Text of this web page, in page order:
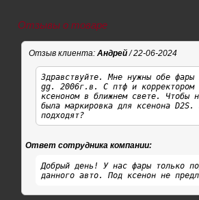
Отзывы о товаре
Отзыв клиента: Андрей/ 22-06-2024
Здравствуйте. Мне нужны обе
gg. 2006г.в. С птф и
ксеноном в ближнем свете. Чтобы
была маркировка для ксенона D2S.
подходят?
Ответ сотрудника компании:
Добрый день! У нас фары только
данного авто. Под ксенон не